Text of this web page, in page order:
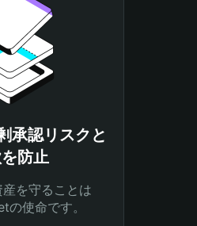
承認リスクと
防止
を守ることは
使命です。